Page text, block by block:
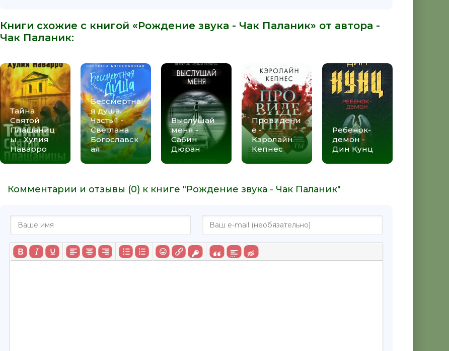
Книги схожие с книгой «Рождение звука - Чак Паланик» от автора -
Чак Паланик:
Тайна
Святой
Плащаниц
ы - Хулия
Наварро
Бессмертна
я душа.
Часть 1 -
Светлана
Богославск
ая
Выслушай
меня -
Сабин
Дюран
Провидени
е -
Кэролайн
Кепнес
Ребенок-
демон -
Дин Кунц
Комментарии и отзывы (0) к книге "Рождение звука - Чак Паланик"